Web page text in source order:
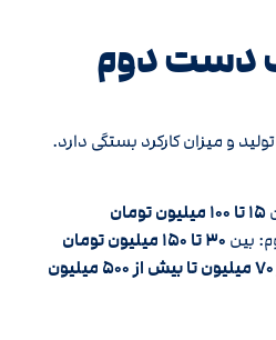
دست دوم
و میزان کارکرد بستگی دارد.
۱۵ تا ۱۰۰ میلیون تومان
بین ۳۰ تا ۱۵۰ میلیون تومان
۷۰ میلیون تا بیش از ۵۰۰ میلیون